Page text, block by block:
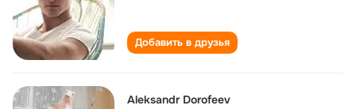
Добавить в друзья
Aleksandr Dorofeev